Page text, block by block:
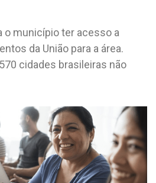
o município ter acesso a
da União para a área.
cidades brasileiras não